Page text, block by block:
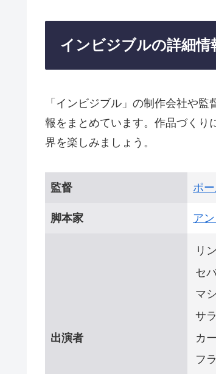
インビジブルの詳細情
「インビジブル」の制作会社や
報をまとめています。作品づくり
界を楽しみましょう。
監督 ポ
脚本家 ア
出演者
リ
セ
マ
サ
カ
フ